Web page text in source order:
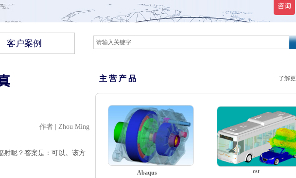
客户案例
作者 | Zhou Ming
射呢？答案是：可以。该方
主 营 产 品 了解
cst
Abaqus